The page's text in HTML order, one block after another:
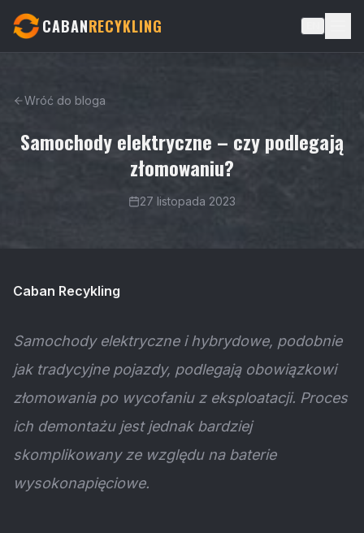
CABANRECYKLING
Wróć do bloga
Samochody elektryczne – czy podlegają
złomowaniu?
27 listopada 2023
Caban Recykling
Samochody elektryczne i hybrydowe, podobnie
jak tradycyjne pojazdy, podlegają obowiązkowi
złomowania po wycofaniu z eksploatacji. Proces
ich demontażu jest jednak bardziej
skomplikowany ze względu na baterie
wysokonapięciowe.